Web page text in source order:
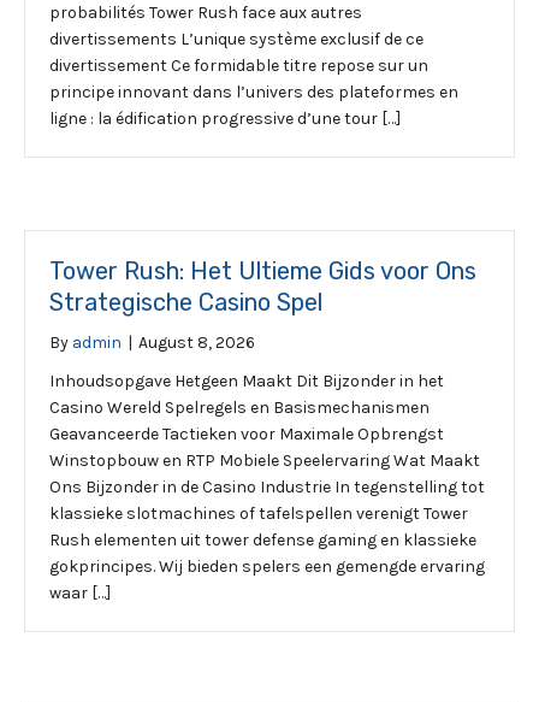
probabilités Tower Rush face aux autres
divertissements L’unique système exclusif de ce
divertissement Ce formidable titre repose sur un
principe innovant dans l’univers des plateformes en
ligne : la édification progressive d’une tour […]
Tower Rush: Het Ultieme Gids voor Ons
Strategische Casino Spel
By admin | August 8, 2026
Inhoudsopgave Hetgeen Maakt Dit Bijzonder in het
Casino Wereld Spelregels en Basismechanismen
Geavanceerde Tactieken voor Maximale Opbrengst
Winstopbouw en RTP Mobiele Speelervaring Wat Maakt
Ons Bijzonder in de Casino Industrie In tegenstelling tot
klassieke slotmachines of tafelspellen verenigt Tower
Rush elementen uit tower defense gaming en klassieke
gokprincipes. Wij bieden spelers een gemengde ervaring
waar […]